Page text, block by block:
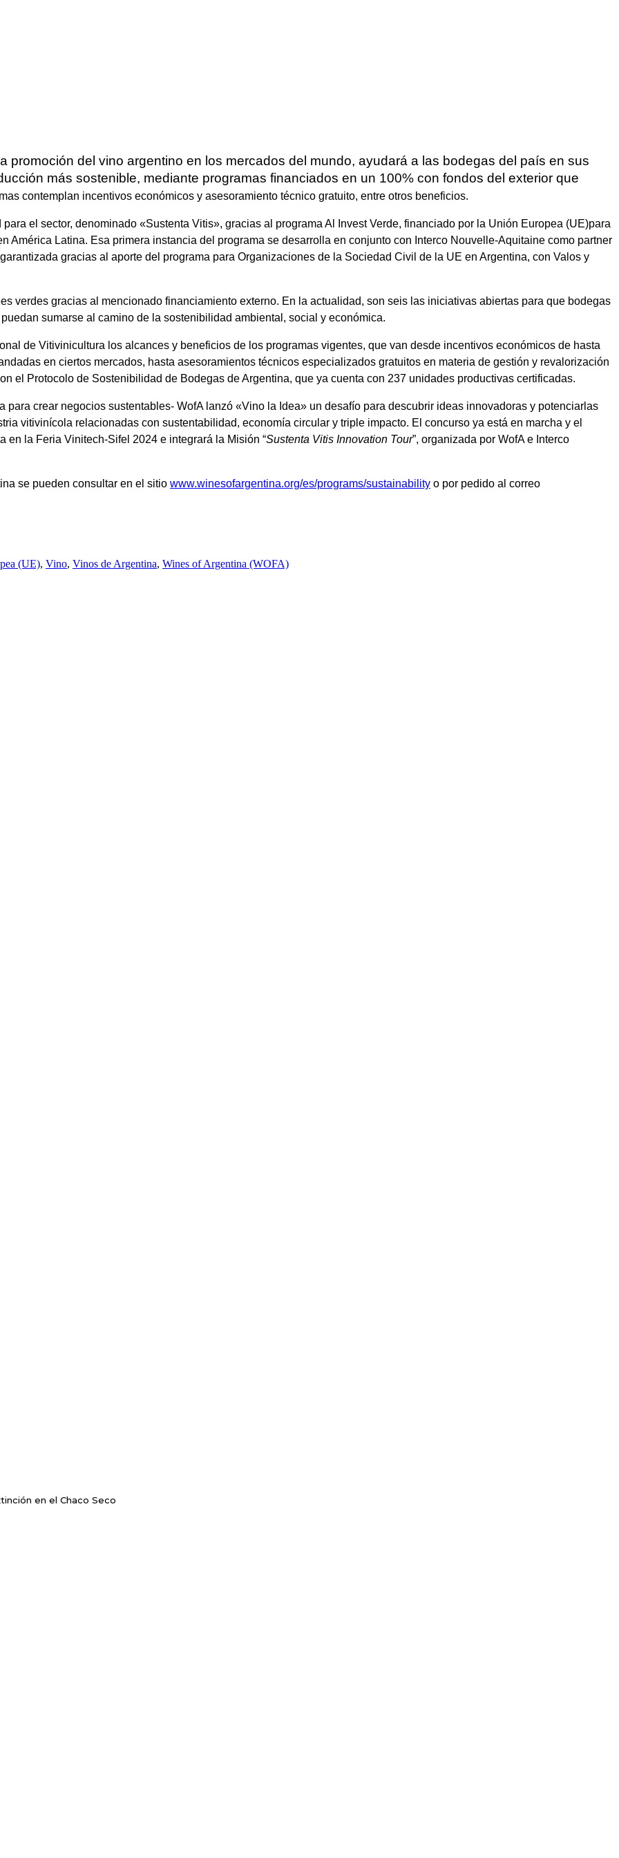
promoción del vino argentino en los mercados del mundo, ayudará a las bodegas del país en sus
más sostenible, mediante programas financiados en un 100% con fondos del exterior que
contemplan incentivos económicos y asesoramiento técnico gratuito, entre otros beneficios.
el sector, denominado «Sustenta Vitis», gracias al programa Al Invest Verde, financiado por la Unión Europea (UE)para
América Latina. Esa primera instancia del programa se desarrolla en conjunto con Interco Nouvelle-Aquitaine como partner
gracias al aporte del programa para Organizaciones de la Sociedad Civil de la UE en Argentina, con Valos y
verdes gracias al mencionado financiamiento externo. En la actualidad, son seis las iniciativas abiertas para que bodegas
sumarse al camino de la sostenibilidad ambiental, social y económica.
de Vitivinicultura los alcances y beneficios de los programas vigentes, que van desde incentivos económicos de hasta
en ciertos mercados, hasta asesoramientos técnicos especializados gratuitos en materia de gestión y revalorización
el Protocolo de Sostenibilidad de Bodegas de Argentina, que ya cuenta con 237 unidades productivas certificadas.
crear negocios sustentables- WofA lanzó «Vino la Idea» un desafío para descubrir ideas innovadoras y potenciarlas
vitivinícola relacionadas con sustentabilidad, economía circular y triple impacto. El concurso ya está en marcha y el
en la Feria Vinitech-Sifel 2024 e integrará la Misión “Sustenta Vitis Innovation Tour”, organizada por WofA e Interco
se pueden consultar en el sitio www.winesofargentina.org/es/programs/sustainability o por pedido al correo
(UE), Vino, Vinos de Argentina, Wines of Argentina (WOFA)
en el Chaco Seco